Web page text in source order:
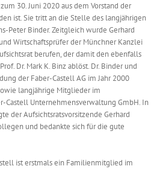
30. Juni 2020 aus dem Vorstand der
ist. Sie tritt an die Stelle des langjährigen
Peter Binder. Zeitgleich wurde Gerhard
Wirtschaftsprüfer der Münchner Kanzlei
berufen, der damit den ebenfalls
Dr. Mark K. Binz ablöst. Dr. Binder und
der Faber-Castell AG im Jahr 2000
langjährige Mitglieder im
Castell Unternehmensverwaltung GmbH. In
der Aufsichtsratsvorsitzende Gerhard
und bedankte sich für die gute
ist erstmals ein Familienmitglied im